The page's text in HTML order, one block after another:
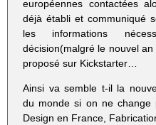
européennes contactées
déjà établi et communiqué
les informations
décision(malgré le nouvel
proposé sur Kickstarter…
Ainsi va semble t-il la
du monde si on ne change
Design en France,